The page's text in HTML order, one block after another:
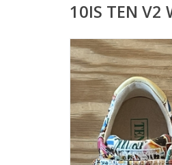
10IS TEN V2